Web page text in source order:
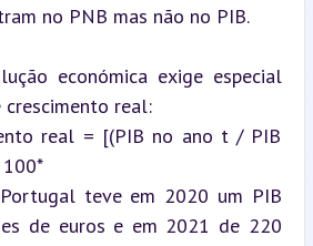
no PNB mas não no PIB.
económica exige especial
real:
real = [(PIB no ano t / PIB
teve em 2020 um PIB
de euros e em 2021 de 220